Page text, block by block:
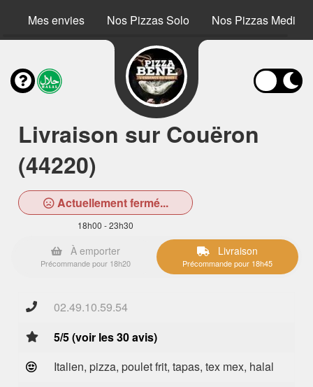
Mes envies Nos Pizzas Solo Nos Pizzas Medium
Livraison sur Couëron
(44220)
Actuellement fermé...
18h00 - 23h30
À emporter
Précommande pour 18h20
Livraison
Précommande pour 18h45
02.49.10.59.54
5/5 (voir les 30 avis)
Italien, pizza, poulet frit, tapas, tex mex, halal